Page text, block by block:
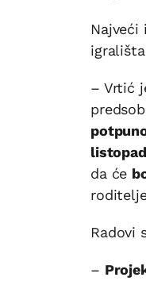
– Vrtić
da će
Radovi
–